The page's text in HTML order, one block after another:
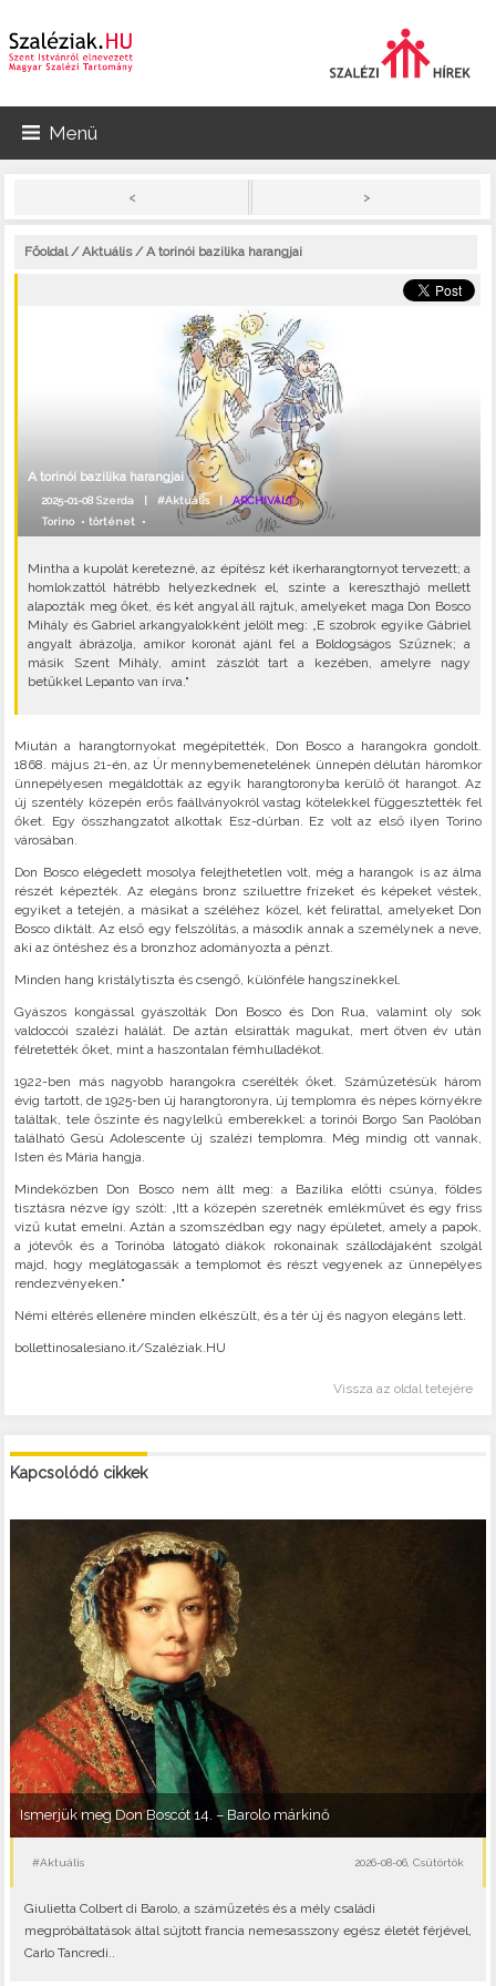
Menü
< >
Főoldal/Aktuális/ A torinói bazilika harangjai
A torinói bazilika harangjai
2025-01-08 Szerda |#Aktuális|ARCHIVÁLT
Torino •történet •
Mintha a kupolát keretezné, az építész két ikerharangtornyot tervezett; a
homlokzattól hátrébb helyezkednek el, szinte a kereszthajó mellett
alapozták meg őket, és két angyal áll rajtuk, amelyeket maga Don Bosco
Mihály és Gabriel arkangyalokként jelölt meg: „E szobrok egyike Gábriel
angyalt ábrázolja, amikor koronát ajánl fel a Boldogságos Szűznek; a
másik Szent Mihály, amint zászlót tart a kezében, amelyre nagy
betűkkel Lepanto van írva."
Miután a harangtornyokat megépítették, Don Bosco a harangokra gondolt.
1868. május 21-én, az Úr mennybemenetelének ünnepén délután háromkor
ünnepélyesen megáldották az egyik harangtoronyba kerülő öt harangot. Az
új szentély közepén erős faállványokról vastag kötelekkel függesztették fel
őket. Egy összhangzatot alkottak Esz-dúrban. Ez volt az első ilyen Torino
városában.
Don Bosco elégedett mosolya felejthetetlen volt, még a harangok is az álma
részét képezték. Az elegáns bronz sziluettre frízeket és képeket véstek,
egyiket a tetején, a másikat a széléhez közel, két felirattal, amelyeket Don
Bosco diktált. Az első egy felszólítás, a második annak a személynek a neve,
aki az öntéshez és a bronzhoz adományozta a pénzt.
Minden hang kristálytiszta és csengő, különféle hangszínekkel.
Gyászos kongással gyászolták Don Bosco és Don Rua, valamint oly sok
valdoccói szalézi halálát. De aztán elsiratták magukat, mert ötven év után
félretették őket, mint a haszontalan fémhulladékot.
1922-ben más nagyobb harangokra cserélték őket. Száműzetésük három
évig tartott, de 1925-ben új harangtoronyra, új templomra és népes környékre
találtak, tele őszinte és nagylelkű emberekkel: a torinói Borgo San Paolóban
található Gesù Adolescente új szalézi templomra. Még mindig ott vannak,
Isten és Mária hangja.
Mindeközben Don Bosco nem állt meg: a Bazilika előtti csúnya, földes
tisztásra nézve így szólt: „Itt a közepén szeretnék emlékművet és egy friss
vizű kutat emelni. Aztán a szomszédban egy nagy épületet, amely a papok,
a jótevők és a Torinóba látogató diákok rokonainak szállodájaként szolgál
majd, hogy meglátogassák a templomot és részt vegyenek az ünnepélyes
rendezvényeken."
Némi eltérés ellenére minden elkészült, és a tér új és nagyon elegáns lett.
bollettinosalesiano.it/Szaléziak.HU
Vissza az oldal tetejére
Kapcsolódó cikkek
Ismerjük meg Don Boscót 14. – Barolo márkinő
#Aktuális 2026-08-06, Csütörtök
Giulietta Colbert di Barolo, a száműzetés és a mély családi
megpróbáltatások által sújtott francia nemesasszony egész életét férjével,
Carlo Tancredi..